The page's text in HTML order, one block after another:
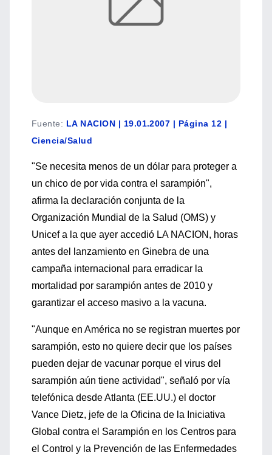
Fuente: LA NACION | 19.01.2007 | Página 12 |
Ciencia/Salud
"Se necesita menos de un dólar para proteger a
un chico de por vida contra el sarampión",
afirma la declaración conjunta de la
Organización Mundial de la Salud (OMS) y
Unicef a la que ayer accedió LA NACION, horas
antes del lanzamiento en Ginebra de una
campaña internacional para erradicar la
mortalidad por sarampión antes de 2010 y
garantizar el acceso masivo a la vacuna.
"Aunque en América no se registran muertes por
sarampión, esto no quiere decir que los países
pueden dejar de vacunar porque el virus del
sarampión aún tiene actividad", señaló por vía
telefónica desde Atlanta (EE.UU.) el doctor
Vance Dietz, jefe de la Oficina de la Iniciativa
Global contra el Sarampión en los Centros para
el Control y la Prevención de las Enfermedades